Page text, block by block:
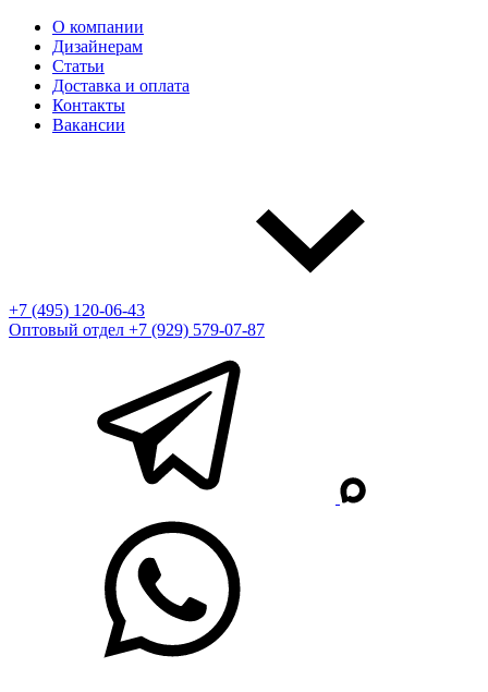
О компании
Дизайнерам
Статьи
Доставка и оплата
Контакты
Вакансии
+7 (495) 120-06-43
Оптовый отдел +7 (929) 579-07-87